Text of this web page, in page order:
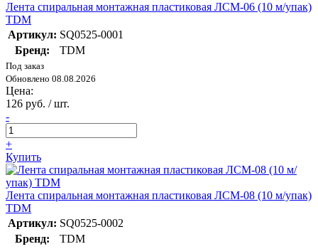
Лента спиральная монтажная пластиковая ЛСМ-06 (10 м/упак)
TDM
Артикул: SQ0525-0001
Бренд:
TDM
Под заказ
Обновлено 08.08.2026
Цена:
126 руб. / шт.
-
+
Купить
Лента спиральная монтажная пластиковая ЛСМ-08 (10 м/упак)
TDM
Артикул: SQ0525-0002
Бренд:
TDM